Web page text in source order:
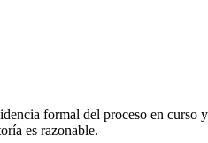
formal del proceso en curso
es razonable.